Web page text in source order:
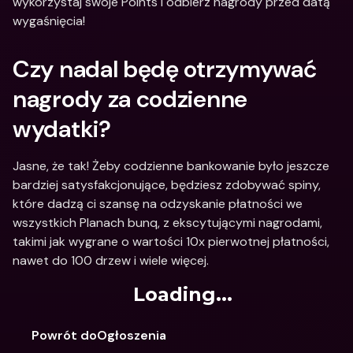
wygaśnięcia!
Czy nadal będę otrzymywać
nagrody za codzienne
wydatki?
Jasne, że tak! Żeby codzienne bankowanie było jeszcze
bardziej satysfakcjonujące, będziesz zdobywać spiny,
które dadzą ci szansę na odzyskanie płatności we
wszystkich Planach bunq, z ekscytującymi nagrodami,
takimi jak wygrane o wartości 10x pierwotnej płatności,
nawet do 100 drzew i wiele więcej.
Loading...
Powrót doOgłoszenia